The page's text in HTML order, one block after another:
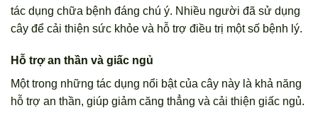
tác dụng chữa bệnh đáng chú ý. Nhiều người đã sử dụng
cây để cải thiện sức khỏe và hỗ trợ điều trị một số bệnh lý.
Hỗ trợ an thần và giấc ngủ
Một trong những tác dụng nổi bật của cây này là khả năng
hỗ trợ an thần, giúp giảm căng thẳng và cải thiện giấc ngủ.